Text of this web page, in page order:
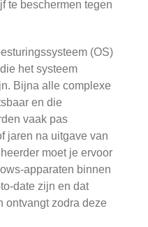
te beschermen tegen
(OS)
het systeem
Bijna alle complexe
en die
vaak pas
jaren na uitgave van
moet je ervoor
apparaten binnen
date zijn en dat
ontvangt zodra deze